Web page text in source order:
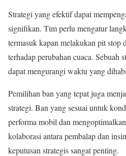
Strategi yang efektif dapat
signifikan. Tim perlu mengatur
termasuk kapan melakukan pit stop
terhadap perubahan cuaca. Sebuah
dapat mengurangi waktu yang
Pemilihan ban yang tepat juga
strategi. Ban yang sesuai untuk
performa mobil dan
kolaborasi antara pembalap dan
keputusan strategis sangat penting.